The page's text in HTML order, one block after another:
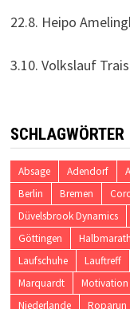
22.8. Heipo
3.10. Volkslauf
SCHLAGWÖRTER
Absage Adendorf
Berlin
Bremen
Düvelsbrook Dynamics
Göttingen
Laufschuhe
Lauftreff
Marquardt
Motivation
Niederlande
Roparun